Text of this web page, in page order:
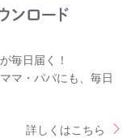
毎日届く！
マ・パパにも、毎日
詳しくはこちら